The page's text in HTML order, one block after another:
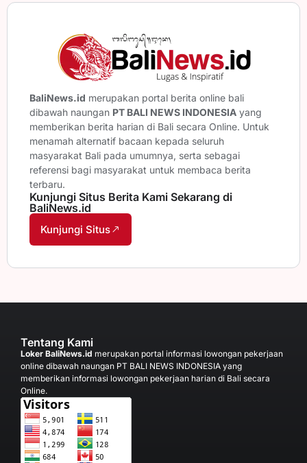
BaliNews.id merupakan portal berita online bali
dibawah naungan PT BALI NEWS INDONESIA yang
memberikan berita harian di Bali secara Online. Untuk
menamah alternatif bacaan kepada seluruh
masyarakat Bali pada umumnya, serta sebagai
referensi bagi masyarakat untuk membaca berita
terbaru.
Kunjungi Situs Berita Kami Sekarang di
BaliNews.id
Kunjungi Situs
Tentang Kami
Loker BaliNews.id merupakan portal informasi lowongan pekerjaan
online dibawah naungan PT BALI NEWS INDONESIA yang
memberikan informasi lowongan pekerjaan harian di Bali secara
Online.